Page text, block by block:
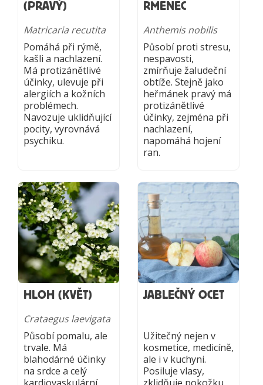
(PRAVÝ)
Matricaria recutita
Pomáhá při rýmě,
kašli a nachlazení.
Má protizánětlivé
účinky, ulevuje při
alergiích a kožních
problémech.
Navozuje uklidňující
pocity, vyrovnává
psychiku.
RMENEC
Anthemis nobilis
Působí proti stresu,
nespavosti,
zmírňuje žaludeční
obtíže. Stejně jako
heřmánek pravý má
protizánětlivé
účinky, zejména při
nachlazení,
napomáhá hojení
ran.
HLOH (KVĚT)
Crataegus laevigata
Působí pomalu, ale
trvale. Má
blahodárné účinky
na srdce a celý
JABLEČNÝ OCET
Užitečný nejen v
kosmetice, medicíně,
ale i v kuchyni.
Posiluje vlasy,